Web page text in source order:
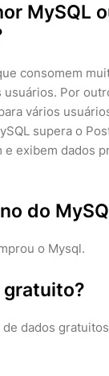
MySQL
consomem
Por
vários
supera o
e exibem dados
do
o Mysql.
gratuito?
dados